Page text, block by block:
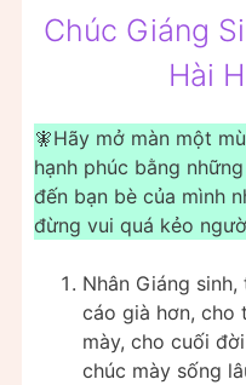
Chúc Giáng
Hài
🧚Hãy mở màn một
hạnh phúc bằng
đến bạn bè của mình
đừng vui quá kẻo
Nhân Giáng
cáo già hơn, cho
mày, cho cuối
chúc mày sống